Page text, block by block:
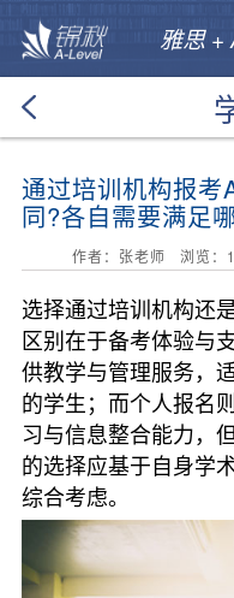
雅思 +
通过培训机构报
同?各自需要满足
作者：张老师 浏览： 1
选择通过培训机构还
区别在于备考体验与
供教学与管理服务，
的学生；而个人报名
习与信息整合能力，
的选择应基于自身学
综合考虑。